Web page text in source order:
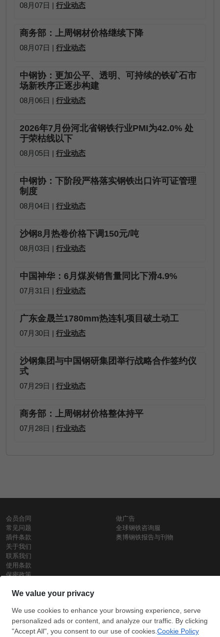
08月07日 | 行业动态
商务部：上周钢材价格继续下降
08月07日 | 行业动态
中钢协：更加公平、透明、可持续的铁矿石市
场新秩序正逐步构建
08月06日 | 行业动态
2026年7月份河北省钢铁行业PMI为42.0% 处
于荣枯线以下
08月05日 | 行业动态
中钢协：下阶段严格落实钢铁出口许可证管理
制度
08月04日 | 行业动态
沙钢8月热卷价格下调150元/吨
08月03日 | 行业动态
中国神华：6月煤炭销售量同比下滑4.9%
07月31日 | 行业动态
广东金晟兰1780mm热连轧项目破土动工
07月30日 | 行业动态
沙钢集团与中国钢研集团举行战略合作签约仪
式
07月29日 | 行业动态
商务部：上周钢材价格整体持平
07月28日 | 行业动态
会员合同
常见问题
插件条款
关于我们
联系我们
使用条款
保密政策
做广告
全球钢铁咨询服
奥博钢铁报告与刊物
铁价格
每日废钢价格
盘条价格
保留所有权利
订
信用卡支
支付宝支